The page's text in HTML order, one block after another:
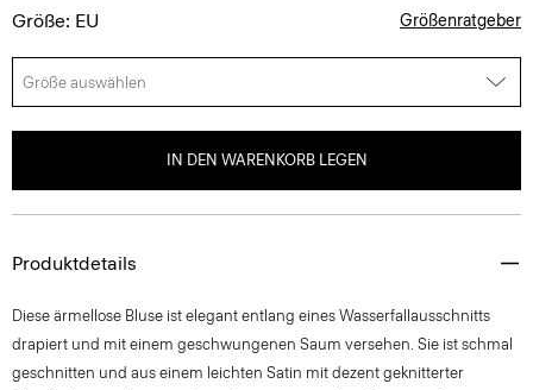
Größe: EU Größenratgeber
Größe auswählen
IN DEN WARENKORB LEGEN
Produktdetails
Diese ärmellose Bluse ist elegant entlang eines Wasserfallausschnitts
drapiert und mit einem geschwungenen Saum versehen. Sie ist schmal
geschnitten und aus einem leichten Satin mit dezent geknitterter